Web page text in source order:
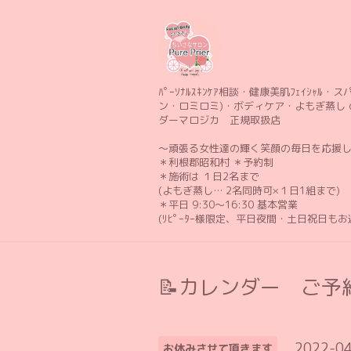
ﾊﾟｰｿﾅﾙｽｷﾝｹｱ相談・健康美肌ﾌｪｲｼｬﾙ・ス
ン・ロミロミ)・ボディケア・よもぎ蒸し
ダーマロジカ 正規取扱店
〜頑張る女性達の輝く笑顔の毎日を応援
＊利根郡昭和村 ＊予約制
＊施術は １日2名まで
(よもぎ蒸し… 2名同時可×１日1組まで)
＊平日 9:30〜16:30 基本営業
(ﾘﾋﾟｰﾀｰ様限定、平日夜間・土日祝日も
📝カレンダー ご予